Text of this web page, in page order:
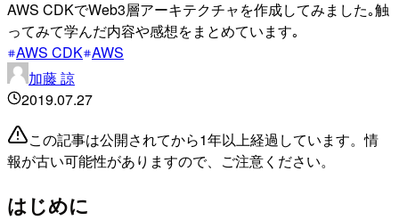
AWS CDKでWeb3層アーキテクチャを作成してみました｡触
ってみて学んだ内容や感想をまとめています｡
AWS CDK AWS
加藤 諒
2019.07.27
この記事は公開されてから1年以上経過しています。情
報が古い可能性がありますので、ご注意ください。
はじめに